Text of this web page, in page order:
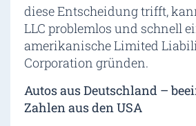
diese Entscheidung trifft,
LLC problemlos und schnell
amerikanische Limited
Corporation gründen.
Autos aus Deutschland –
Zahlen aus den USA